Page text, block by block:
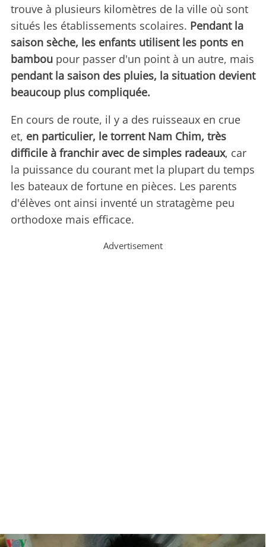
trouve à plusieurs kilomètres de la ville où sont
situés les établissements scolaires. Pendant la
saison sèche, les enfants utilisent les ponts en
bambou pour passer d'un point à un autre, mais
pendant la saison des pluies, la situation devient
beaucoup plus compliquée.
En cours de route, il y a des ruisseaux en crue
et, en particulier, le torrent Nam Chim, très
difficile à franchir avec de simples radeaux, car
la puissance du courant met la plupart du temps
les bateaux de fortune en pièces. Les parents
d'élèves ont ainsi inventé un stratagème peu
orthodoxe mais efficace.
Advertisement